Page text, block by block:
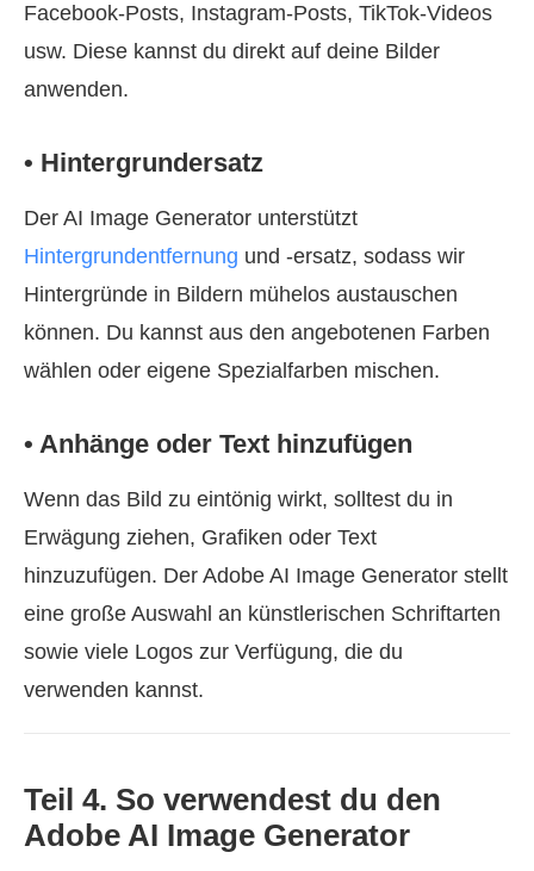
Facebook‑Posts, Instagram‑Posts, TikTok‑Videos
usw. Diese kannst du direkt auf deine Bilder
anwenden.
• Hintergrundersatz
Der AI Image Generator unterstützt
Hintergrundentfernung und ‑ersatz, sodass wir
Hintergründe in Bildern mühelos austauschen
können. Du kannst aus den angebotenen Farben
wählen oder eigene Spezialfarben mischen.
• Anhänge oder Text hinzufügen
Wenn das Bild zu eintönig wirkt, solltest du in
Erwägung ziehen, Grafiken oder Text
hinzuzufügen. Der Adobe AI Image Generator stellt
eine große Auswahl an künstlerischen Schriftarten
sowie viele Logos zur Verfügung, die du
verwenden kannst.
Teil 4. So verwendest du den
Adobe AI Image Generator